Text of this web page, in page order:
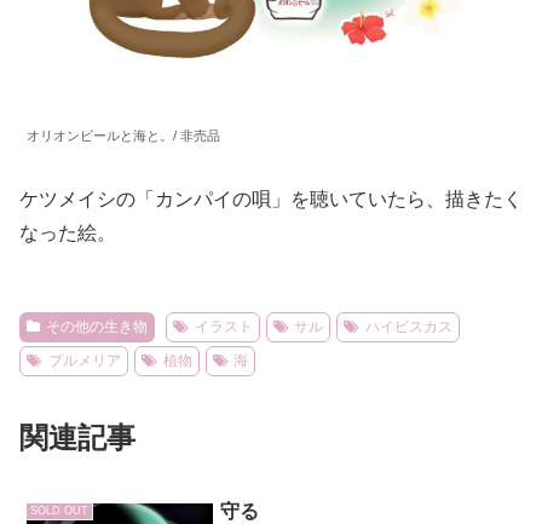
オリオンビールと海と。/ 非売品
ケツメイシの「カンパイの唄」を聴いていたら、描きたく
なった絵。
その他の生き物 イラスト サル
ハイビスカス
プルメリア
植物 海
関連記事
SOLD OUT 守る